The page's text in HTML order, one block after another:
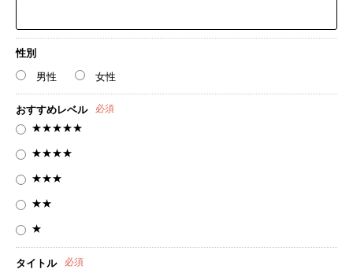
性別
男性
女性
おすすめレベル 必須
★★★★★
★★★★
★★★
★★
★
タイトル 必須